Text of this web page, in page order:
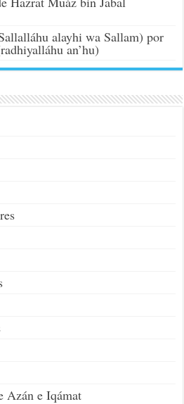
alayhi wa Sallam) por
an’hu)
Azán e Iqámat